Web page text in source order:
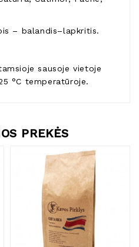
– balandis–lapkritis.
sausoje vietoje
°C temperatūroje.
PREKĖS